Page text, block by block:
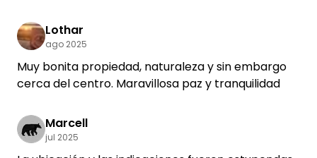
recomendar encarecidamente este sitio para
aquellos que buscan paz y tranquilidad.
Lothar
ago 2025
Muy bonita propiedad, naturaleza y sin embargo
cerca del centro. Maravillosa paz y tranquilidad
Marcell
jul 2025